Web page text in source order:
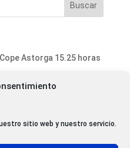
sitio web y nuestro servicio.
Astorga 15.25 horas
14.20 horas 7 de
fin de semana un